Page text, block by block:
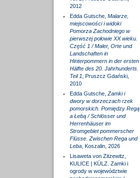
2012
Edda Gutsche, Malarze,
miejscowości i widoki
Pomorza Zachodniego w
pierwszej połowie XX wieku.
Część 1 / Maler, Orte und
Landschaften in
Hinterpommern in der ersten
Hälfte des 20. Jahrhunderts.
Teil 1 , Pruszcz Gdański,
2010
Edda Gutsche, Zamki i
dwory w dorzeczach rzek
pomorskich. Pomiędzy Regą
a Łebą / Schlösser und
Herrenhäuser im
Stromgebiet pommerscher
Flüsse. Zwischen Rega und
Leba, Koszalin, 2026
Lisaweta von Zitzewitz,
KULICE | KÜLZ. Zamki i
ogrody w województwie